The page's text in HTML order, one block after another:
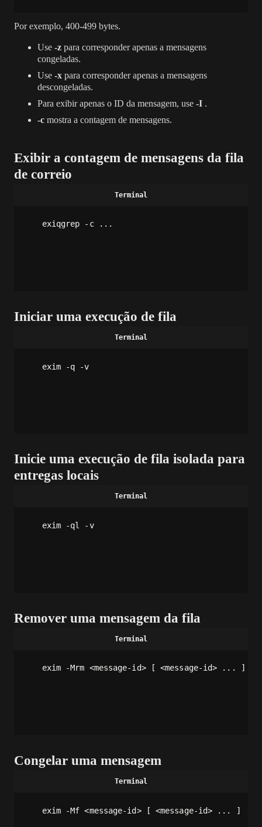
Por exemplo, 400-499 bytes.
Use -z para corresponder apenas a mensagens
congeladas.
Use -x para corresponder apenas a mensagens
descongeladas.
Para exibir apenas o ID da mensagem, use -I .
-c mostra a contagem de mensagens.
Exibir a contagem de mensagens da fila
de correio
exiqgrep -c ...
Iniciar uma execução de fila
exim -q -v
Inicie uma execução de fila isolada para
entregas locais
exim -ql -v
Remover uma mensagem da fila
exim -Mrm <message-id> [ <message-id> ... ]
Congelar uma mensagem
exim -Mf <message-id> [ <message-id> ... ]